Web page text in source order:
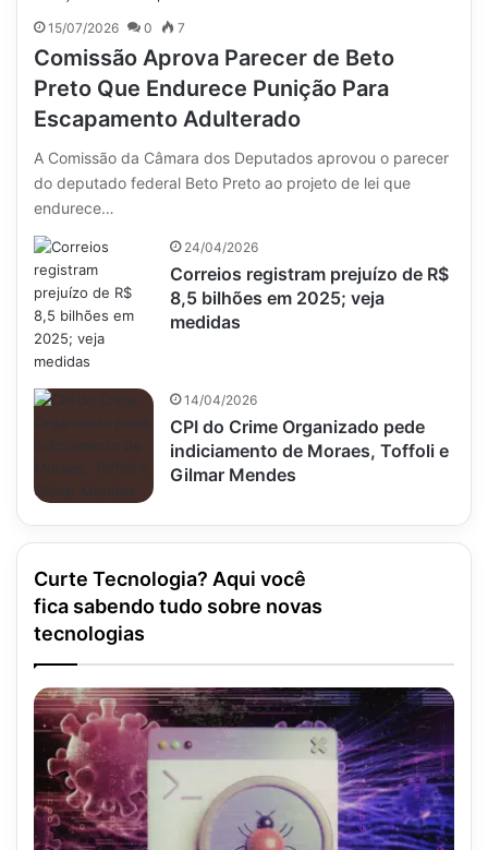
15/07/2026 0 7
Comissão Aprova Parecer de Beto
Preto Que Endurece Punição Para
Escapamento Adulterado
A Comissão da Câmara dos Deputados aprovou o parecer
do deputado federal Beto Preto ao projeto de lei que
endurece…
24/04/2026
Correios registram prejuízo de R$
8,5 bilhões em 2025; veja
medidas
14/04/2026
CPI do Crime Organizado pede
indiciamento de Moraes, Toffoli e
Gilmar Mendes
Curte Tecnologia? Aqui você
fica sabendo tudo sobre novas
tecnologias